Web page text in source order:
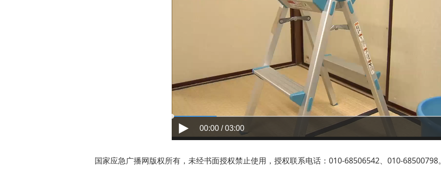
00:00 / 03:00
国家应急广播网版权所有，未经书面授权禁止使用，授权联系电话：010-68506542、010-68500798。